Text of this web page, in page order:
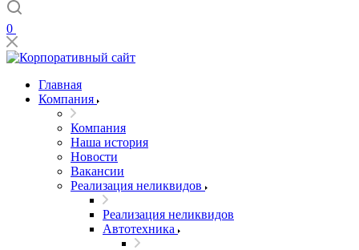
0
Главная
Компания
Компания
Наша история
Новости
Вакансии
Реализация неликвидов
Реализация неликвидов
Автотехника